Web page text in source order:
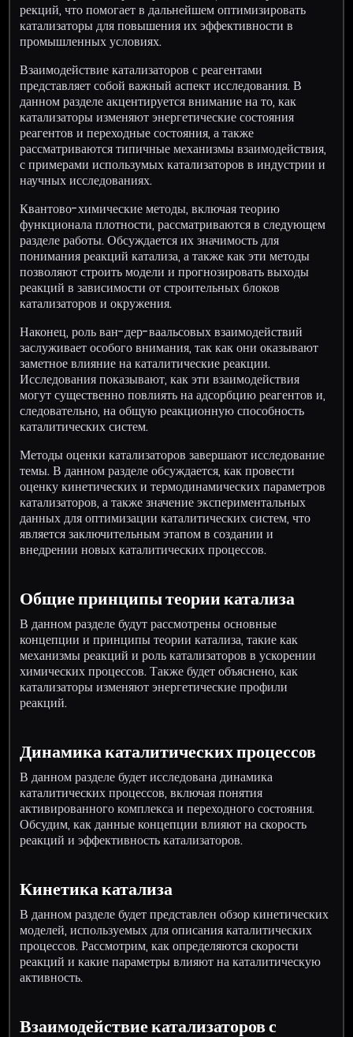
рекций, что помогает в дальнейшем оптимизировать
катализаторы для повышения их эффективности в
промышленных условиях.
Взаимодействие катализаторов с реагентами
представляет собой важный аспект исследования. В
данном разделе акцентируется внимание на то, как
катализаторы изменяют энергетические состояния
реагентов и переходные состояния, а также
рассматриваются типичные механизмы взаимодействия,
с примерами использумых катализаторов в индустрии и
научных исследованиях.
Квантово-химические методы, включая теорию
функционала плотности, рассматриваются в следующем
разделе работы. Обсуждается их значимость для
понимания реакций катализа, а также как эти методы
позволяют строить модели и прогнозировать выходы
реакций в зависимости от строительных блоков
катализаторов и окружения.
Наконец, роль ван-дер-ваальсовых взаимодействий
заслуживает особого внимания, так как они оказывают
заметное влияние на каталитические реакции.
Исследования показывают, как эти взаимодействия
могут существенно повлиять на адсорбцию реагентов и,
следовательно, на общую реакционную способность
каталитических систем.
Методы оценки катализаторов завершают исследование
темы. В данном разделе обсуждается, как провести
оценку кинетических и термодинамических параметров
катализаторов, а также значение экспериментальных
данных для оптимизации каталитических систем, что
является заключительным этапом в создании и
внедрении новых каталитических процессов.
Общие принципы теории катализа
В данном разделе будут рассмотрены основные
концепции и принципы теории катализа, такие как
механизмы реакций и роль катализаторов в ускорении
химических процессов. Также будет объяснено, как
катализаторы изменяют энергетические профили
реакций.
Динамика каталитических процессов
В данном разделе будет исследована динамика
каталитических процессов, включая понятия
активированного комплекса и переходного состояния.
Обсудим, как данные концепции влияют на скорость
реакций и эффективность катализаторов.
Кинетика катализа
В данном разделе будет представлен обзор кинетических
моделей, используемых для описания каталитических
процессов. Рассмотрим, как определяются скорости
реакций и какие параметры влияют на каталитическую
активность.
Взаимодействие катализаторов с